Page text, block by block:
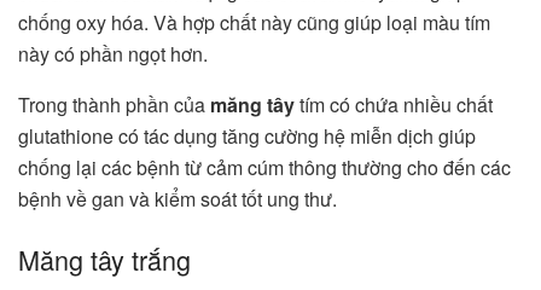
chống oxy hóa. Và hợp chất này cũng giúp loại màu tím
này có phần ngọt hơn.
Trong thành phần của măng tâytím có chứa nhiều chất
glutathione có tác dụng tăng cường hệ miễn dịch giúp
chống lại các bệnh từ cảm cúm thông thường cho đến các
bệnh về gan và kiểm soát tốt ung thư.
Măng tây trắng